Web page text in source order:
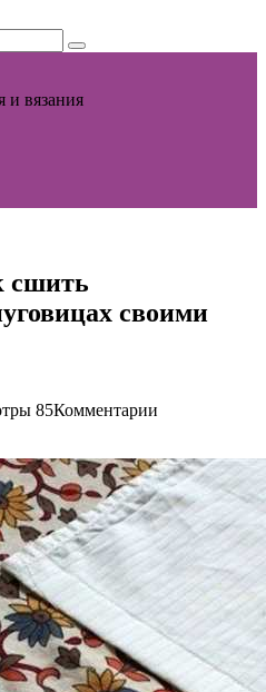
вязания
сшить
своими
85Комментарии